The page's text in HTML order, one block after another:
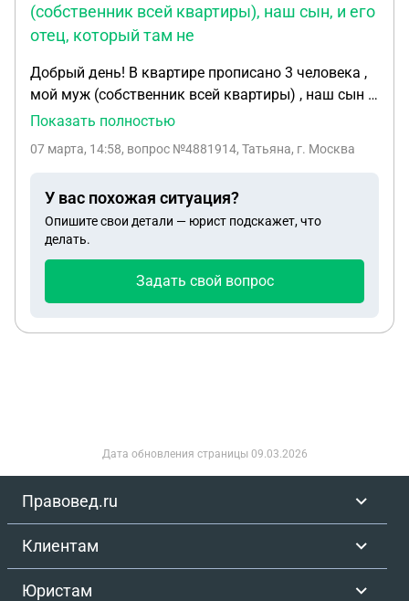
(собственник всей квартиры), наш сын, и его
отец, который там не
Добрый день! В квартире прописано 3 человека ,
мой муж (собственник всей квартиры) , наш сын ,
и его отец, который там не проживает , но
бессильна(( Получится ли его выписать через суд?
Показать полностью
07 марта, 14:58, вопрос №4881914, Татьяна, г. Москва
У вас похожая ситуация?
Опишите свои детали — юрист подскажет, что
делать.
Задать свой вопрос
Дата обновления страницы 09.03.2026
Правовед.ru
Клиентам
Юристам